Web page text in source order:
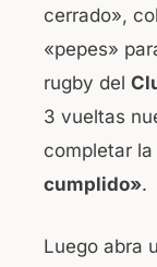
cerrado»,
«pepes»
rugby del
3 vueltas
completar
cumplido».
Luego abra